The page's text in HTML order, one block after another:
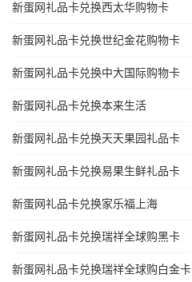
新蛋网礼品卡兑换西太华购物卡
新蛋网礼品卡兑换世纪金花购物卡
新蛋网礼品卡兑换中大国际购物卡
新蛋网礼品卡兑换本来生活
新蛋网礼品卡兑换天天果园礼品卡
新蛋网礼品卡兑换易果生鲜礼品卡
新蛋网礼品卡兑换家乐福上海
新蛋网礼品卡兑换瑞祥全球购黑卡
新蛋网礼品卡兑换瑞祥全球购白金卡